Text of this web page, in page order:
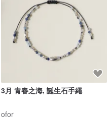
3月 青春之海, 誕生石手繩
ofor